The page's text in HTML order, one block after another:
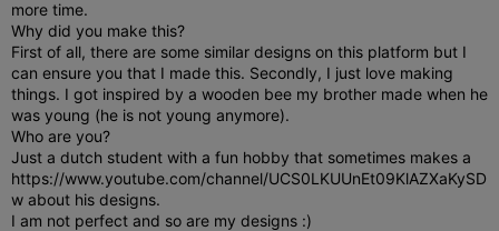
more time.
Why did you make this?
First of all, there are some similar designs on this platform but I
can ensure you that I made this. Secondly, I just love making
things. I got inspired by a wooden bee my brother made when he
was young (he is not young anymore).
Who are you?
Just a dutch student with a fun hobby that sometimes makes a
https://www.youtube.com/channel/UCS0LKUUnEt09KlAZXaKySD
w about his designs.
I am not perfect and so are my designs :)